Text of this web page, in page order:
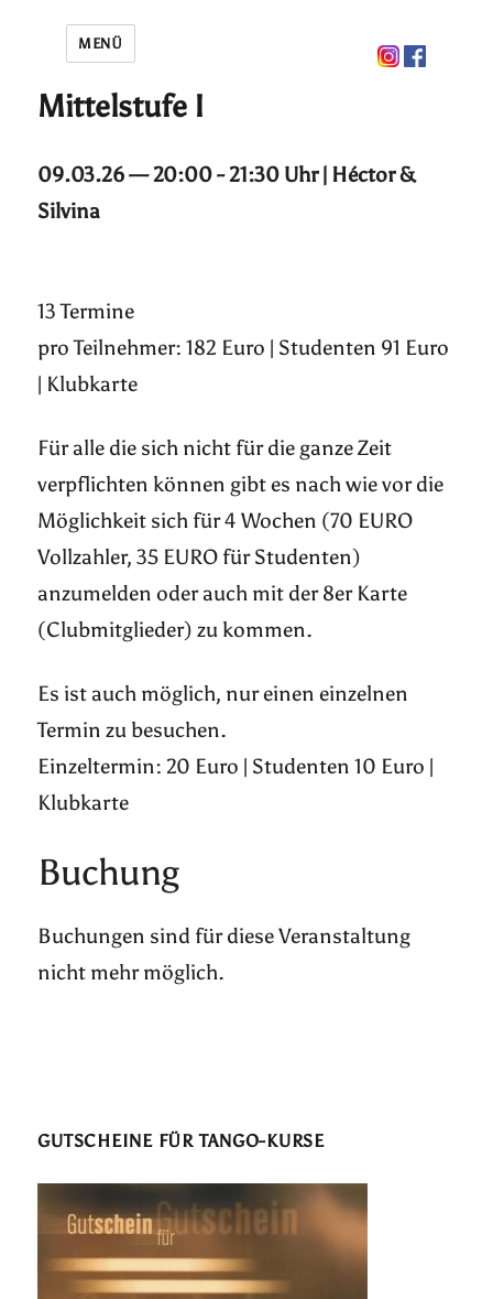
MENÜ
Mittelstufe I
09.03.26 — 20:00 - 21:30 Uhr | Héctor &
Silvina
13 Termine
pro Teilnehmer: 182 Euro | Studenten 91 Euro
| Klubkarte
Für alle die sich nicht für die ganze Zeit
verpflichten können gibt es nach wie vor die
Möglichkeit sich für 4 Wochen (70 EURO
Vollzahler, 35 EURO für Studenten)
anzumelden oder auch mit der 8er Karte
(Clubmitglieder) zu kommen.
Es ist auch möglich, nur einen einzelnen
Termin zu besuchen.
Einzeltermin: 20 Euro | Studenten 10 Euro |
Klubkarte
Buchung
Buchungen sind für diese Veranstaltung
nicht mehr möglich.
GUTSCHEINE FÜR TANGO-KURSE